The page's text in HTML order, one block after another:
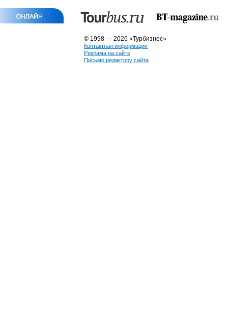
© 1998 — 2026 «Турбизнес»
Контактная информация
Реклама на сайте
Письмо редактору сайта